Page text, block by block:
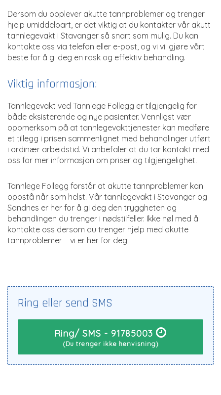
Dersom du opplever akutte tannproblemer og trenger
hjelp umiddelbart, er det viktig at du kontakter vår akutt
tannlegevakt i Stavanger så snart som mulig. Du kan
kontakte oss via telefon eller e-post, og vi vil gjøre vårt
beste for å gi deg en rask og effektiv behandling.
Viktig informasjon:
Tannlegevakt ved Tannlege Follegg er tilgjengelig for
både eksisterende og nye pasienter. Vennligst vær
oppmerksom på at tannlegevakttjenester kan medføre
et tillegg i prisen sammenlignet med behandlinger utført
i ordinær arbeidstid. Vi anbefaler at du tar kontakt med
oss for mer informasjon om priser og tilgjengelighet.
Tannlege Follegg forstår at akutte tannproblemer kan
oppstå når som helst. Vår tannlegevakt i Stavanger og
Sandnes er her for å gi deg den tryggheten og
behandlingen du trenger i nødstilfeller. Ikke nøl med å
kontakte oss dersom du trenger hjelp med akutte
tannproblemer – vi er her for deg.
Ring eller send SMS
Ring/ SMS - 91785003
(Du trenger ikke henvisning)